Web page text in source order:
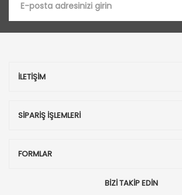
İLETİŞİM
SİPARİŞ İŞLEMLERİ
FORMLAR
BİZİ TAKİP EDİN